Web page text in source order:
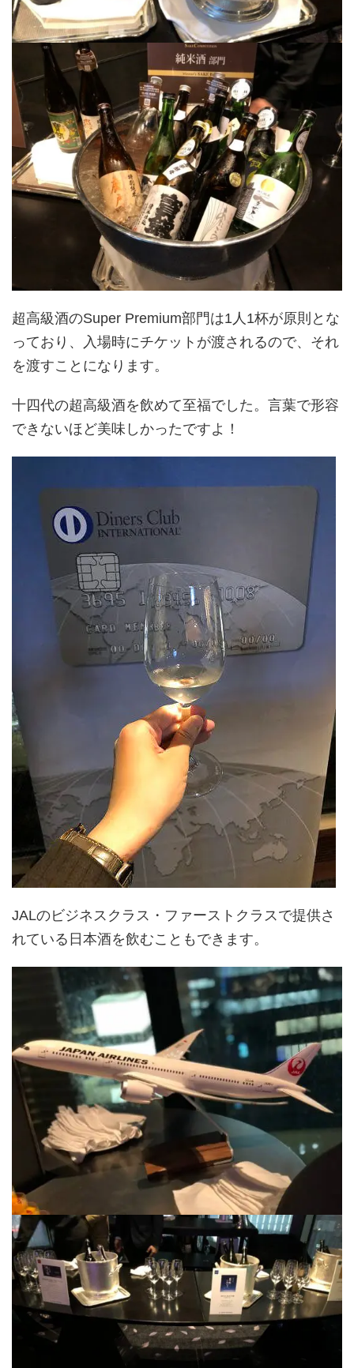
超高級酒のSuper Premium部門は1人1杯が原則とな
っており、入場時にチケットが渡されるので、それ
を渡すことになります。
十四代の超高級酒を飲めて至福でした。言葉で形容
できないほど美味しかったですよ！
JALのビジネスクラス・ファーストクラスで提供さ
れている日本酒を飲むこともできます。